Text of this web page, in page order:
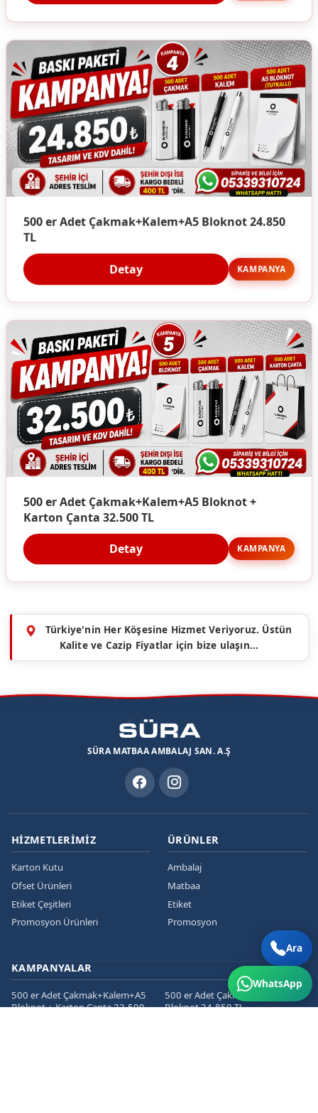
500 er Adet Çakmak+Kalem+A5 Bloknot 24.850
TL
Detay KAMPANYA
500 er Adet Çakmak+Kalem+A5 Bloknot +
Karton Çanta 32.500 TL
Detay KAMPANYA
Türkiye'nin Her Köşesine Hizmet Veriyoruz. Üstün
Kalite ve Cazip Fiyatlar için bize ulaşın...
SÜRA MATBAA AMBALAJ SAN. A.Ş
HIZMETLERIMIZ
Karton Kutu
Ofset Ürünleri
Etiket Çeşitleri
Promosyon Ürünleri
ÜRÜNLER
Ambalaj
Matbaa
Etiket
Promosyon
KAMPANYALAR
500 er Adet Çakmak+Kalem+A5
Bloknot + Karton Çanta 32.500
500 er Adet Çakmak+Kalem+A5
Bloknot 24.850 TL
Ara
WhatsApp